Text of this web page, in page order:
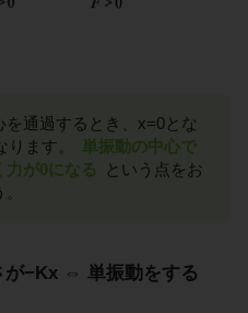
を通過するとき、x=0とな
ります。
単振動の中心で
力が0になる
という点をお
が−Kx ⇔ 単振動をする